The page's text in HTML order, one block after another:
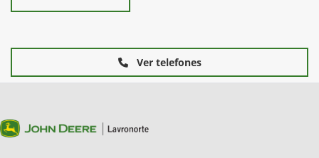
Ver telefones